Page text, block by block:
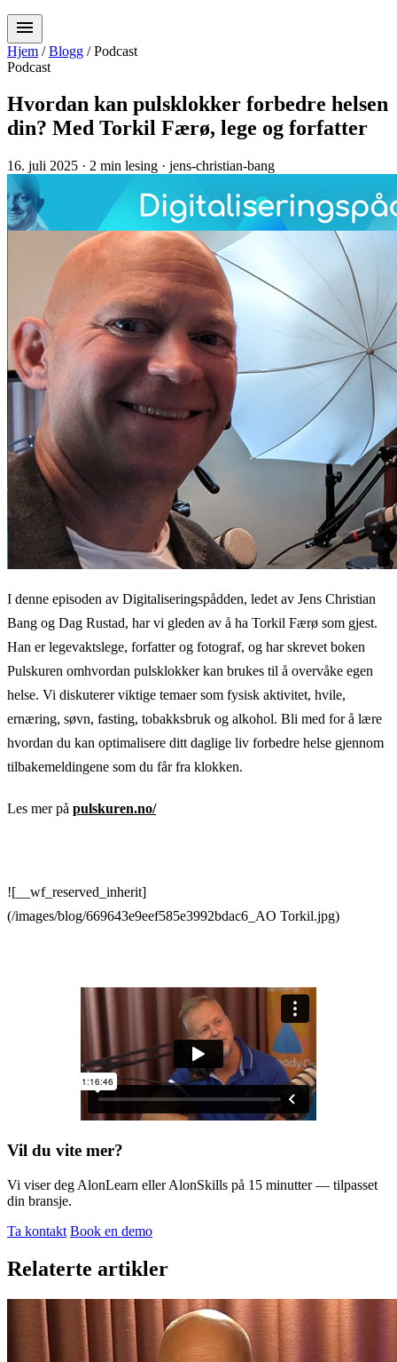
menu
Hjem / Blogg / Podcast
Podcast
Hvordan kan pulsklokker forbedre helsen
din? Med Torkil Færø, lege og forfatter
16. juli 2025 · 2 min lesing · jens-christian-bang
I denne episoden av Digitaliseringspådden, ledet av Jens Christian
Bang og Dag Rustad, har vi gleden av å ha Torkil Færø som gjest.
Han er legevaktslege, forfatter og fotograf, og har skrevet boken
Pulskuren omhvordan pulsklokker kan brukes til å overvåke egen
helse. Vi diskuterer viktige temaer som fysisk aktivitet, hvile,
ernæring, søvn, fasting, tobakksbruk og alkohol. Bli med for å lære
hvordan du kan optimalisere ditt daglige liv forbedre helse gjennom
tilbakemeldingene som du får fra klokken.
Les mer på pulskuren.no/
![__wf_reserved_inherit]
(/images/blog/669643e9eef585e3992bdac6_AO Torkil.jpg)
Vil du vite mer?
Vi viser deg AlonLearn eller AlonSkills på 15 minutter — tilpasset
din bransje.
Ta kontakt Book en demo
Relaterte artikler